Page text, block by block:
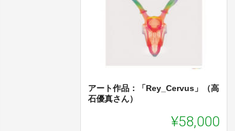
アート作品：「Rey_Cervus」（高
石優真さん）
¥58,000